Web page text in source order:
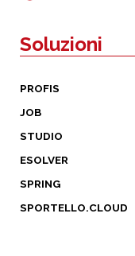
Soluzioni
PROFIS
JOB
STUDIO
ESOLVER
SPRING
SPORTELLO.CLOUD